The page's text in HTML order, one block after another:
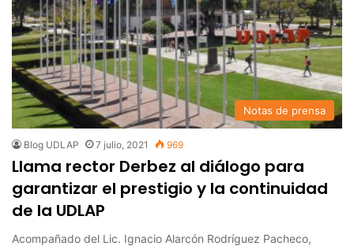
Notas de prensa
Blog UDLAP 7 julio, 2021 969
Llama rector Derbez al diálogo para
garantizar el prestigio y la continuidad
de la UDLAP
Acompañado del Lic. Ignacio Alarcón Rodríguez Pacheco,